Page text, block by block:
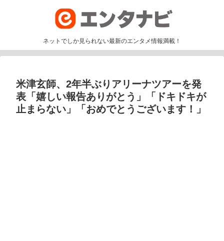
ネットでしか見られない最新のエンタメ情報満載！
米津玄師、2年半ぶりアリーナツアーを発
表「嬉しい報告ありがとう」「ドキドキが
止まらない」「おめでとうございます！」